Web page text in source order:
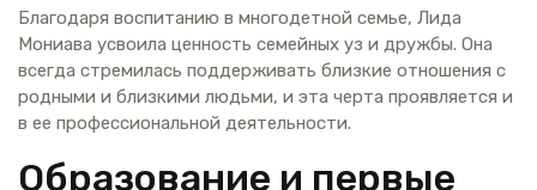
Благодаря воспитанию в многодетной семье, Лида
Мониава усвоила ценность семейных уз и дружбы. Она
всегда стремилась поддерживать близкие отношения с
родными и близкими людьми, и эта черта проявляется и
в ее профессиональной деятельности.
Образование и первые